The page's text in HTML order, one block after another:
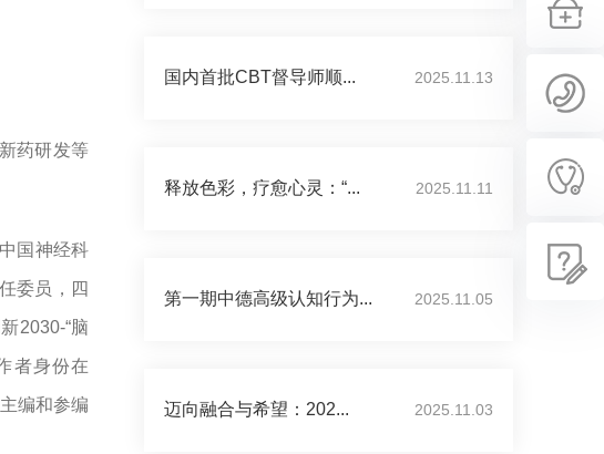
药研发等
国神经科
委员，四
2030-“脑
者身份在
编和参编
国内首批CBT督导师顺... 2025.11.13
释放色彩，疗愈心灵：“... 2025.11.11
第一期中德高级认知行为... 2025.11.05
迈向融合与希望：202... 2025.11.03